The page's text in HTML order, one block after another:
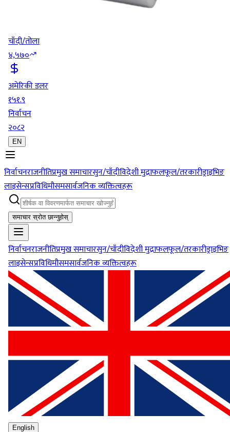
चाँदी/तोला
४,५७०
अमेरिकी डलर
१५१.९
निर्वाचन
२०८२
EN
निर्वाचनराजनीतिप्रमुख समाचारसुन/चाँदीविदेशी मुद्राफलफूल/तरकारीड्राइभिङ
लाइसेन्सप्रविधिमौसमसार्वजनिक व्यक्तित्वहरू
समाचार स्रोत छान्नुहोस्
निर्वाचनराजनीतिप्रमुख समाचारसुन/चाँदीविदेशी मुद्राफलफूल/तरकारीड्राइभिङ
लाइसेन्सप्रविधिमौसमसार्वजनिक व्यक्तित्वहरू
English